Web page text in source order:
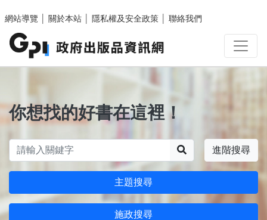
網站導覽
關於本站 隱私權及安全政策 聯絡我們
你想找的好書在這裡！
進階搜尋
主題搜尋
施政搜尋